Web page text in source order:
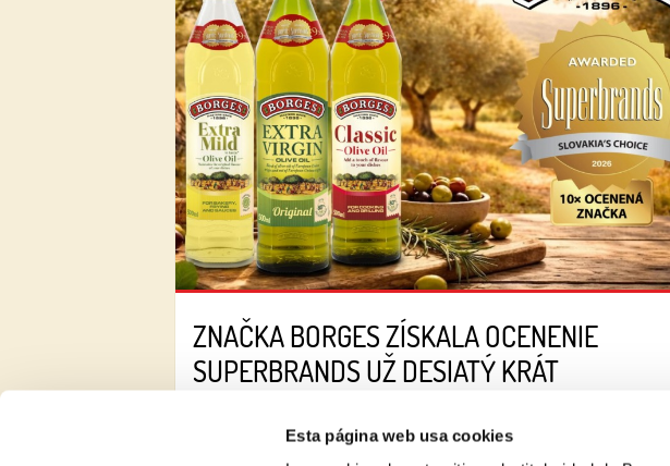
Esta página web usa cookies
ZNAČKA BORGES ZÍSKALA OCENENIE
SUPERBRANDS UŽ DESIATÝ KRÁT